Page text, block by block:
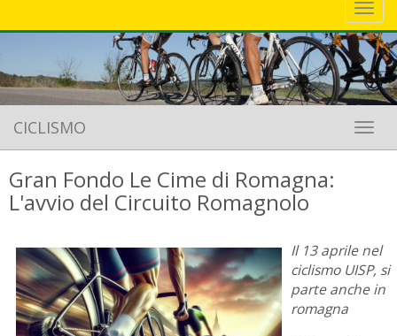
CICLISMO
Gran Fondo Le Cime di Romagna:
L'avvio del Circuito Romagnolo
Il 13 aprile nel
ciclismo UISP, si
parte anche in
romagna